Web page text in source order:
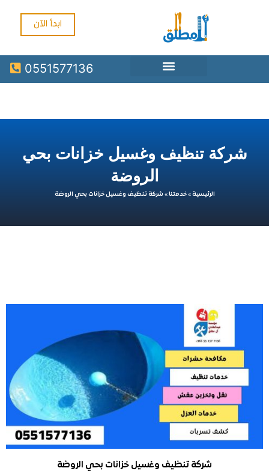
0551577136
تنظيف وغسيل خزانات بحي
الروضة
خدمتنا»شركة تنظيف وغسيل خزانات بحي الروضة
شركة تنظيف وغسيل خزانات بحي الروضة